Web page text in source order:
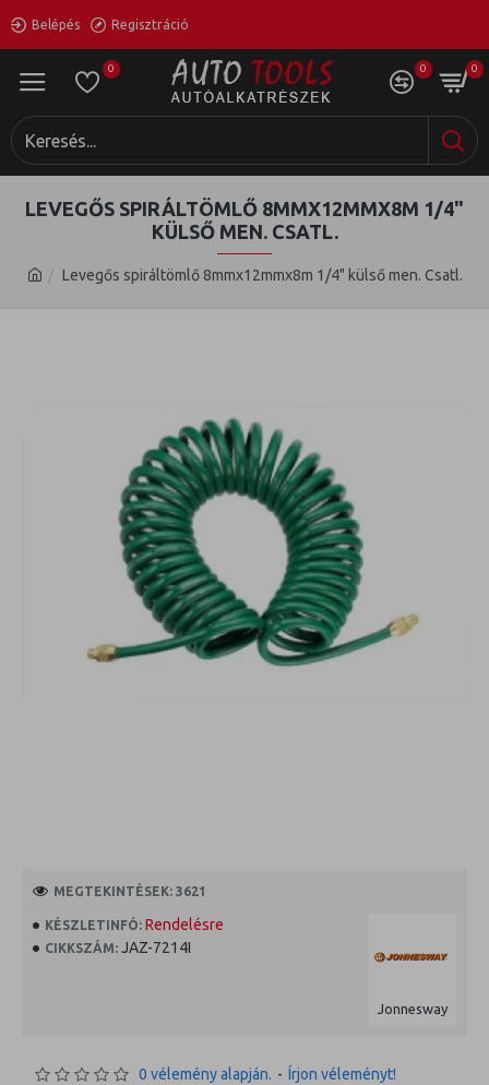
Belépés Regisztráció
0 0 0
Levegős spiráltömlő 8mmx12mmx8m 1/4" külső men. Csatl.
LEVEGŐS SPIRÁLTÖMLŐ 8MMX12MMX8M 1/4"
KÜLSŐ MEN. CSATL.
KÉSZLETINFÓ: Rendelésre
CIKKSZÁM: JAZ-7214I
Jonnesway
MEGTEKINTÉSEK: 3621
0 vélemény alapján. - Írjon véleményt!